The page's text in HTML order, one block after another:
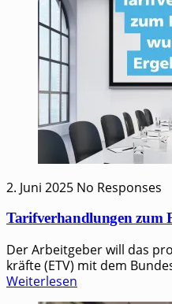
2. Juni 2025 No Responses
Tarifverhandlungen zum
Der Arbeitgeber will das
kräf­te (ETV) mit dem
Weiterlesen